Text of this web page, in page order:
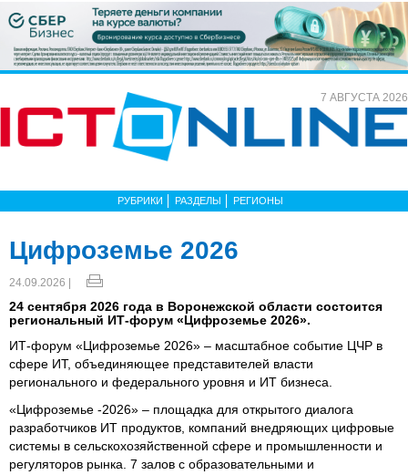
7 АВГУСТА 2026
РУБРИКИ РАЗДЕЛЫ РЕГИОНЫ
Цифроземье 2026
24.09.2026 |
24 сентября 2026 года в Воронежской области состоится
региональный ИТ-форум «Цифроземье 2026».
ИТ-форум «Цифроземье 2026» – масштабное событие ЦЧР в
сфере ИТ, объединяющее представителей власти
регионального и федерального уровня и ИТ бизнеса.
«Цифроземье -2026» – площадка для открытого диалога
разработчиков ИТ продуктов, компаний внедряющих цифровые
системы в сельскохозяйственной сфере и промышленности и
регуляторов рынка. 7 залов с образовательными и